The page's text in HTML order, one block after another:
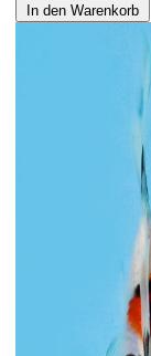
In den Warenkorb